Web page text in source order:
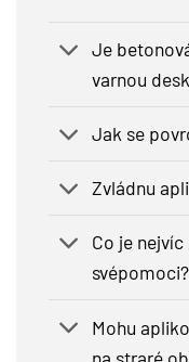
Je
varnou
Jak se
Zvládnu
Co je
svépomoci?
Mohu
na straré